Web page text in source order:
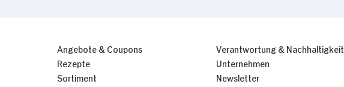
Angebote & Coupons
Rezepte
Sortiment
Verantwortung & Nachhaltigkeit
Unternehmen
Newsletter